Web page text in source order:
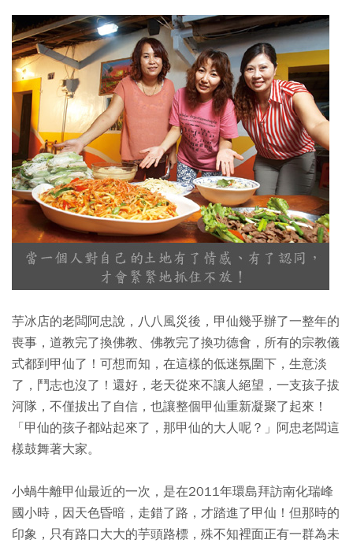
芋冰店的老闆阿忠說，八八風災後，甲仙幾乎辦了一整年的
喪事，道教完了換佛教、佛教完了換功德會，所有的宗教儀
式都到甲仙了！可想而知，在這樣的低迷氛圍下，生意淡
了，鬥志也沒了！還好，老天從來不讓人絕望，一支孩子拔
河隊，不僅拔出了自信，也讓整個甲仙重新凝聚了起來！
「甲仙的孩子都站起來了，那甲仙的大人呢？」阿忠老闆這
樣鼓舞著大家。
小蝸牛離甲仙最近的一次，是在2011年環島拜訪南化瑞峰
國小時，因天色昏暗，走錯了路，才踏進了甲仙！但那時的
印象，只有路口大大的芋頭路標，殊不知裡面正有一群為未